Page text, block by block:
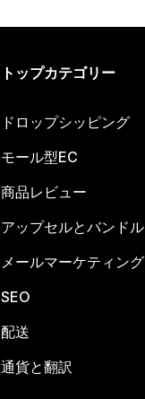
トップカテゴリー
ドロップシッピング
モール型EC
商品レビュー
アップセルとバンドル
メールマーケティング
SEO
配送
通貨と翻訳